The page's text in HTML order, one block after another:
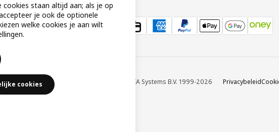
KBO nummer 0425.258.688 © Inter IKEA Systems B.V. 1999-2026 Privacybeleid
staan altijd aan; als je op
je ook de optionele
welke cookies je aan wilt
cookies